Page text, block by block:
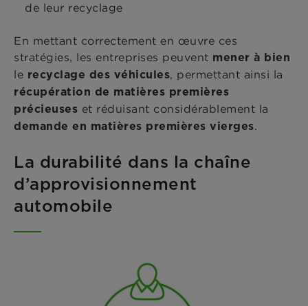
de leur recyclage
En mettant correctement en œuvre ces
stratégies, les entreprises peuvent mener à bien
le recyclage des véhicules, permettant ainsi la
récupération de matières premières
précieuses et réduisant considérablement la
demande en matières premières vierges.
La durabilité dans la chaîne
d’approvisionnement
automobile